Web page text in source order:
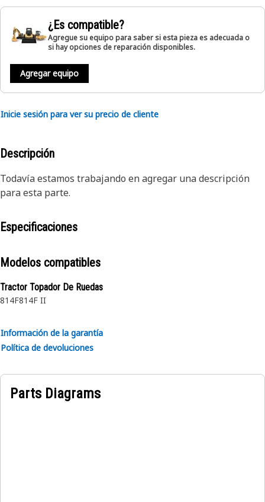
¿Es compatible?
Agregue su equipo para saber si esta pieza es adecuada o
si hay opciones de reparación disponibles.
Agregar equipo
Inicie sesión para ver su precio de cliente
Descripción
Todavía estamos trabajando en agregar una descripción
para esta parte.
Especificaciones
Modelos compatibles
Tractor Topador De Ruedas
814F814F II
Información de la garantía
Política de devoluciones
Parts Diagrams